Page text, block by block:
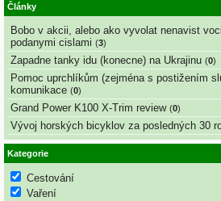
Články
Bobo v akcii, alebo ako vyvolat nenavist
podanymi cislami (3)
Zapadne tanky idu (konecne) na Ukrajinu (0)
Pomoc uprchlíkům (zejména s postižením
komunikace (0)
Grand Power K100 X-Trim review (0)
Vývoj horských bicyklov za posledných 30
Kategorie
Cestování
Vaření